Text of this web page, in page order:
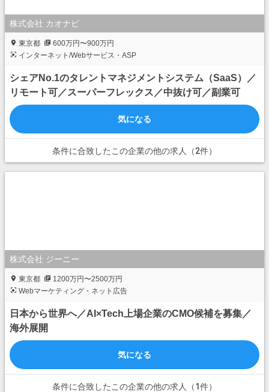
株式会社 カオナビ
東京都
600万円〜900万円
インターネット/Webサービス・ASP
シェアNo.1のタレントマネジメントシステム（SaaS）／
リモート可／スーパーフレックス／中抜け可／副業可
気になる
条件に合致したこの企業の他の求人（2件）
株式会社 ジーニー
東京都
1200万円〜2500万円
Webマーケティング・ネット広告
日本から世界へ／AI×Tech上場企業のCMO候補を募集／
海外展開
気になる
条件に合致したこの企業の他の求人（1件）